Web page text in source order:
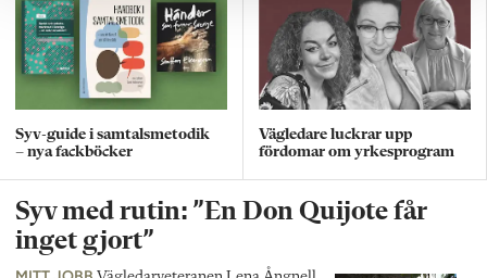
Syv-guide i samtalsmetodik
– nya fackböcker
Vägledare luckrar upp
fördomar om yrkesprogram
Syv med rutin: ”En Don Quijote får
inget gjort”